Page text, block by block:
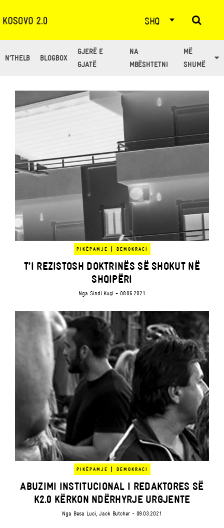
SHQ
N’THELB BLOGBOX
GJERË E
GJATË
NA
MBËSHTETNI
MË
SHUMË
TAG: DEMOKRACI
PIKËPAMJE | DEMOKRACI
T’I REZISTOSH DOKTRINËS SË SHOKUT NË
SHQIPËRI
Nga Sindi Kuçi - 08.06.2021
PIKËPAMJE | DEMOKRACI
ABUZIMI INSTITUCIONAL I REDAKTORES SË
K2.0 KËRKON NDËRHYRJE URGJENTE
Nga Besa Luci, Jack Butcher- 09.03.2021